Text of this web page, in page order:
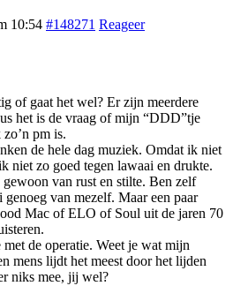
10:54 #148271 Reageer
of gaat het wel? Er zijn meerdere
het is de vraag of mijn “DDD”tje
pm is.
de hele dag muziek. Omdat ik niet
niet zo goed tegen lawaai en drukte.
van rust en stilte. Ben zelf
van mezelf. Maar een paar
Mac of ELO of Soul uit de jaren 70
de operatie. Weet je wat mijn
mens lijdt het meest door het lijden
niks mee, jij wel?